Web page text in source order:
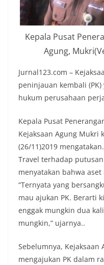
Kepala Pusat
Agung,
Jurnal123.com –
peninjauan kembali
hukum perusahaan
Kepala Pusat
Kejaksaan Agung Mukri
(26/11)2019
Travel terhadap
menyatakan bahwa
“Ternyata yang
mau ajukan PK. Berarti
enggak mungkin dua
mungkin,” ujarnya..
Sebelumnya, Kejaksaan
mengajukan PK dalam